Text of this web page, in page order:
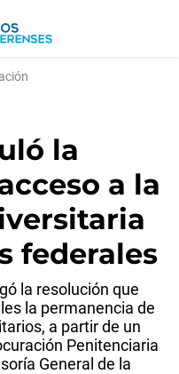
la
a la
federales
la resolución que
la permanencia de
a partir de un
Penitenciaria
General de la